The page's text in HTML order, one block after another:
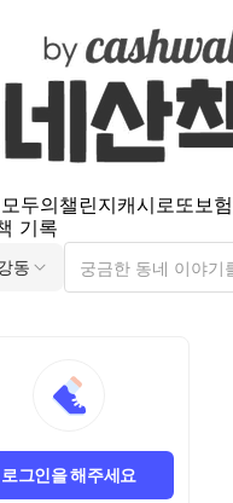
모두의챌린지캐시로또보험
기록
동
로그인을 해주세요